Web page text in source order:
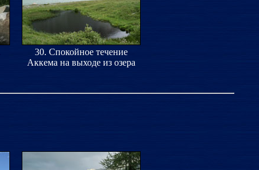
30. Спокойное течение
Аккема на выходе из озера